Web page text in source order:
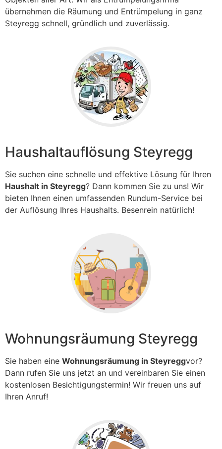
übernehmen die Räumung und Entrümpelung in ganz
Steyregg schnell, gründlich und zuverlässig.
Haushaltauflösung Steyregg
Sie suchen eine schnelle und effektive Lösung für Ihren
Haushalt in Steyregg? Dann kommen Sie zu uns! Wir
bieten Ihnen einen umfassenden Rundum-Service bei
der Auflösung Ihres Haushalts. Besenrein natürlich!
Wohnungsräumung Steyregg
Sie haben eine Wohnungsräumung in Steyreggvor?
Dann rufen Sie uns jetzt an und vereinbaren Sie einen
kostenlosen Besichtigungstermin! Wir freuen uns auf
Ihren Anruf!